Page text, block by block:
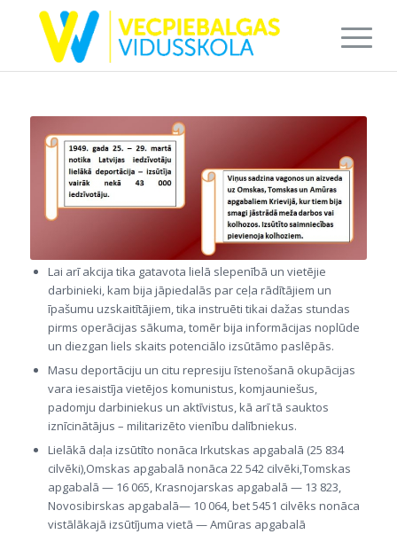
Lai arī akcija tika gatavota lielā slepenībā un vietējie
darbinieki, kam bija jāpiedalās par ceļa rādītājiem un
īpašumu uzskaitītājiem, tika instruēti tikai dažas stundas
pirms operācijas sākuma, tomēr bija informācijas noplūde
un diezgan liels skaits potenciālo izsūtāmo paslēpās.
Masu deportāciju un citu represiju īstenošanā okupācijas
vara iesaistīja vietējos komunistus, komjauniešus,
padomju darbiniekus un aktīvistus, kā arī tā sauktos
iznīcinātājus – militarizēto vienību dalībniekus.
Lielākā daļa izsūtīto nonāca Irkutskas apgabalā (25 834
cilvēki),Omskas apgabalā nonāca 22 542 cilvēki,Tomskas
apgabalā — 16 065, Krasnojarskas apgabalā — 13 823,
Novosibirskas apgabalā— 10 064, bet 5451 cilvēks nonāca
vistālākajā izsūtījuma vietā — Amūras apgabalā